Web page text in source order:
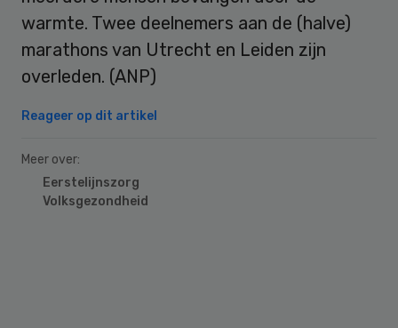
warmte. Twee deelnemers aan de (halve)
marathons van Utrecht en Leiden zijn
overleden. (ANP)
Reageer op dit artikel
Meer over:
Eerstelijnszorg
Volksgezondheid